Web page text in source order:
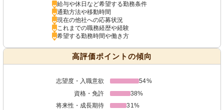
給与や休日など希望する勤務条件
通勤方法や移動時間
現在の他社への応募状況
これまでの職務経歴や経験
希望する勤務時間や働き方
高評価ポイントの傾向
志望度・入職意欲
54%
資格・免許
38%
将来性・成長期待
31%